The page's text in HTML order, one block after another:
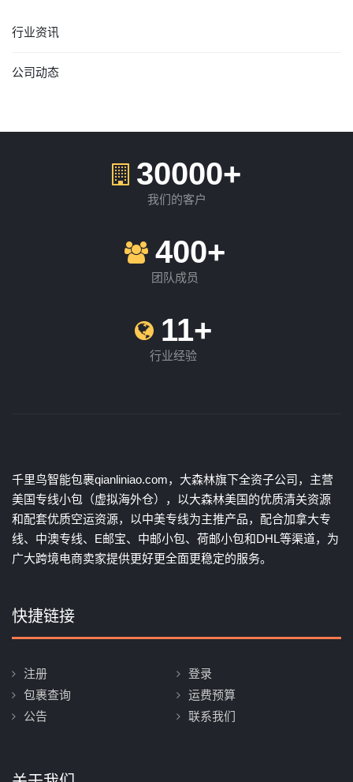
行业资讯
公司动态
30000+
我们的客户
400+
团队成员
11+
行业经验
千里鸟智能包裹qianliniao.com，大森林旗下全资子公司，主营
美国专线小包（虚拟海外仓），以大森林美国的优质清关资源
和配套优质空运资源，以中美专线为主推产品，配合加拿大专
线、中澳专线、E邮宝、中邮小包、荷邮小包和DHL等渠道，为
广大跨境电商卖家提供更好更全面更稳定的服务。
快捷链接
注册
登录
包裹查询
运费预算
公告
联系我们